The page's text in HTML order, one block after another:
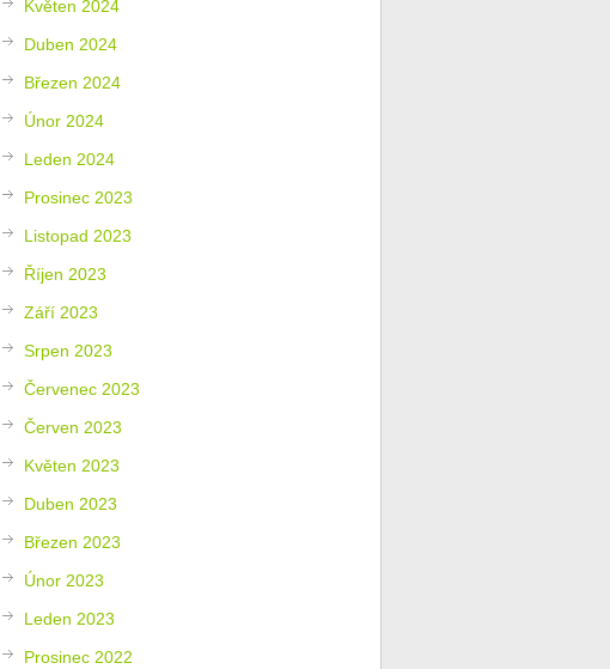
Květen 2024
Duben 2024
Březen 2024
Únor 2024
Leden 2024
Prosinec 2023
Listopad 2023
Říjen 2023
Září 2023
Srpen 2023
Červenec 2023
Červen 2023
Květen 2023
Duben 2023
Březen 2023
Únor 2023
Leden 2023
Prosinec 2022